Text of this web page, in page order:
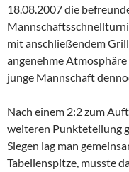
18.08.2007 die
mit anschließendem
angenehme
junge Mannschaft
Nach einem 2:2 zum
weiteren Punkteteilung
Siegen lag man
Tabellenspitze, musste